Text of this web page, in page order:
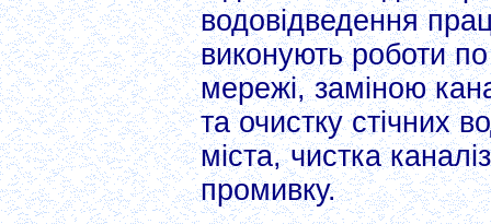
водовідведення
виконують роботи по
мережі, заміною
та очистку стічних
міста, чистка
промивку.